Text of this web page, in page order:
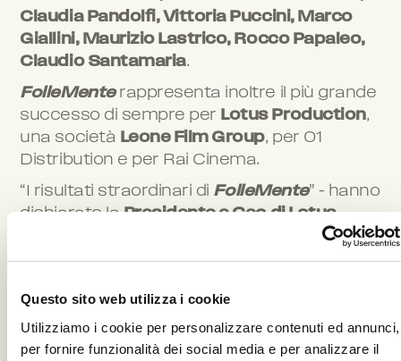
Questo sito web utilizza i cookie
Utilizziamo i cookie per personalizzare contenuti ed annunci,
per fornire funzionalità dei social media e per analizzare il
Claudia Pandolfi, Vittoria Puccini, Marco
Giallini, Maurizio Lastrico, Rocco Papaleo,
Claudio Santamaria.
FolleMenterappresenta inoltre il più grande
successo di sempre per Lotus Production,
una società Leone Film Group, per 01
Distribution e per Rai Cinema.
“I risultati straordinari di FolleMente” – hanno
dichiarato laPresidente e Ceo di Lotus
Ceo Andrea
Leone– “hanno superato ogni aspettativa
Sconosciuti. Un traguardo che ci riempie
d’orgoglio e che è il frutto dell’eccezionale
talento di Paolo Genovese, della forza di un